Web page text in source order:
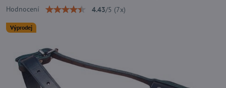
Výprodej
Hodnocení 4.43/5 (7x)